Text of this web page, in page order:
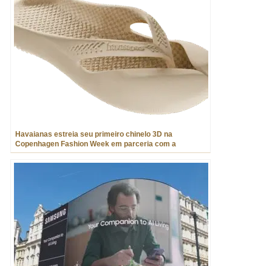
Havaianas estreia seu primeiro chinelo 3D na
Copenhagen Fashion Week em parceria com a
Zellerfeld